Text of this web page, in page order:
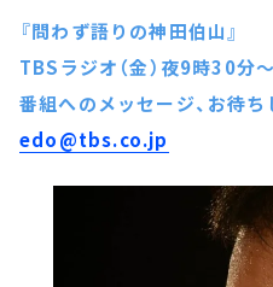
『問わず語りの神田伯山』
TBSラジオ（金）夜9時30分
番組へのメッセージ、お待
edo@tbs.co.jp